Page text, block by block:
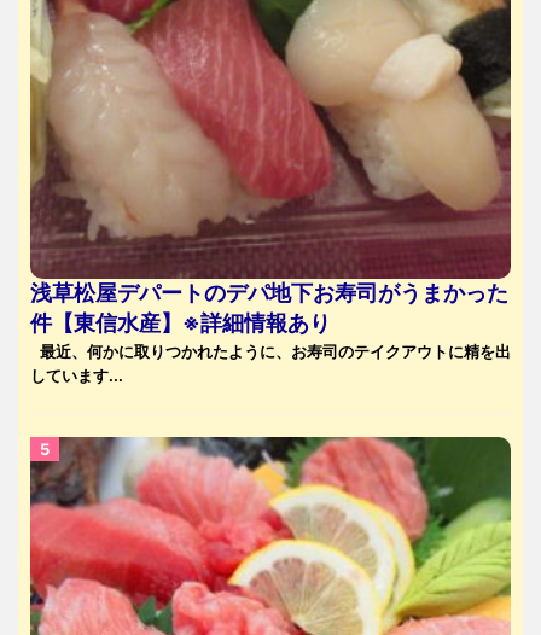
浅草松屋デパートのデパ地下お寿司がうまかった
件【東信水産】※詳細情報あり
最近、何かに取りつかれたように、お寿司のテイクアウトに精を出
しています...